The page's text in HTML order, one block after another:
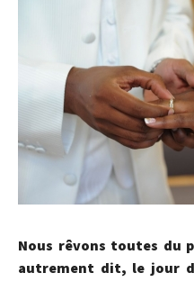
Nous rêvons toutes du
autrement dit, le jour